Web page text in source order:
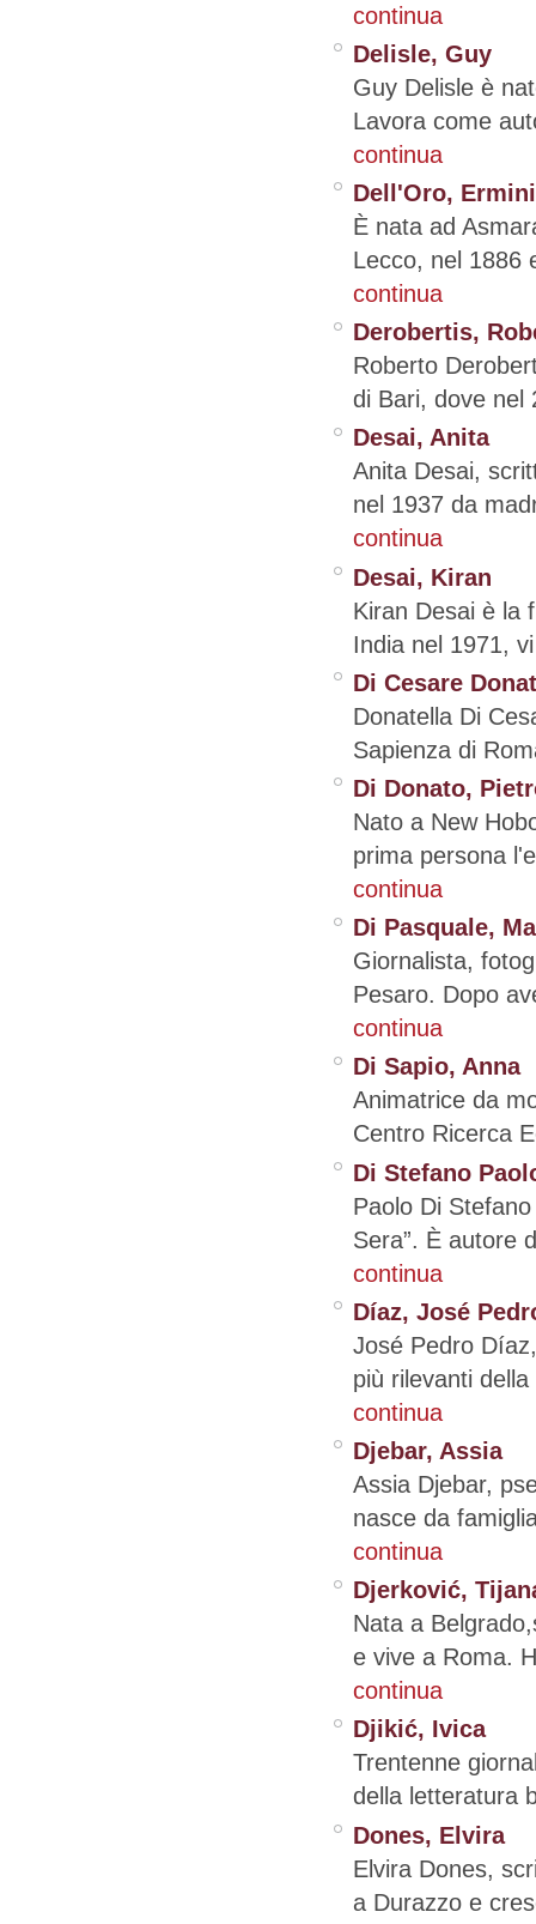
continua
Delisle, Guy
Guy Delisle è
Lavora come
continua
Dell'Oro,
È nata ad
Lecco, nel 1886
continua
Derobertis,
Roberto
di Bari, dove nel
Desai, Anita
Anita Desai,
nel 1937 da
continua
Desai, Kiran
Kiran Desai è la
India nel 1971,
Di Cesare
Donatella Di
Sapienza di
Di Donato,
Nato a New
prima persona
continua
Di Pasquale,
Giornalista,
Pesaro. Dopo
continua
Di Sapio, Anna
Animatrice da
Centro Ricerca
Di Stefano
Paolo Di
Sera”. È autore
continua
Díaz, José
José Pedro
più rilevanti
continua
Djebar, Assia
Assia Djebar,
nasce da
continua
Djerković,
Nata a
e vive a Roma.
continua
Djikić, Ivica
Trentenne
della letteratura
Dones, Elvira
Elvira Dones,
a Durazzo e